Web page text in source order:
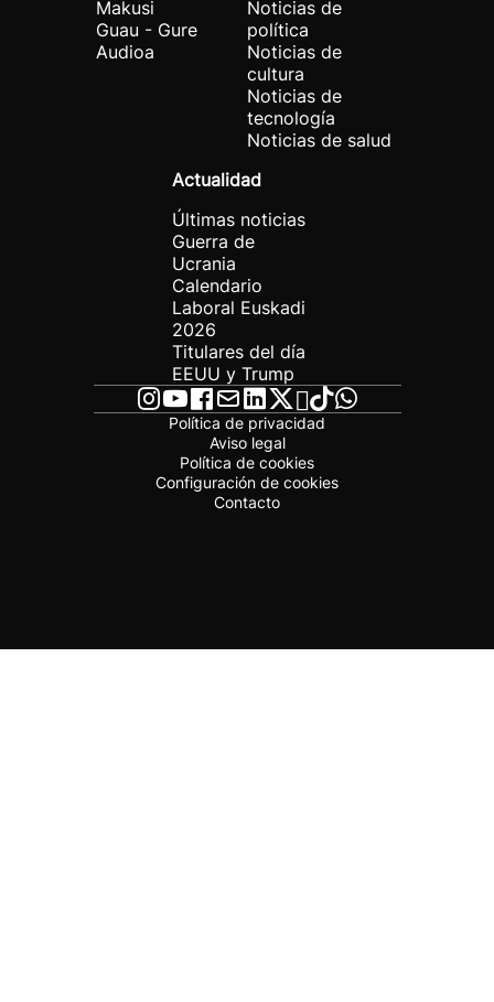
Makusi
Guau - Gure
Audioa
Noticias de
política
Noticias de
cultura
Noticias de
tecnología
Noticias de salud
Actualidad
Últimas noticias
Guerra de
Ucrania
Calendario
Laboral Euskadi
2026
Titulares del día
EEUU y Trump
Política de privacidad
Aviso legal
Política de cookies
Configuración de cookies
Contacto